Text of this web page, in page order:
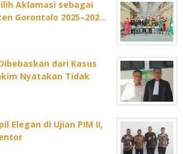
Aklamasi sebagai
Gorontalo 2025–202…
dari Kasus
Nyatakan Tidak
Elegan di Ujian PIM II,